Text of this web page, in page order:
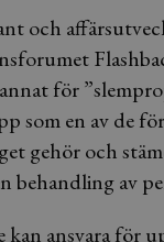
och
för
som en av de
gehör och
behandling av
kan ansvara för